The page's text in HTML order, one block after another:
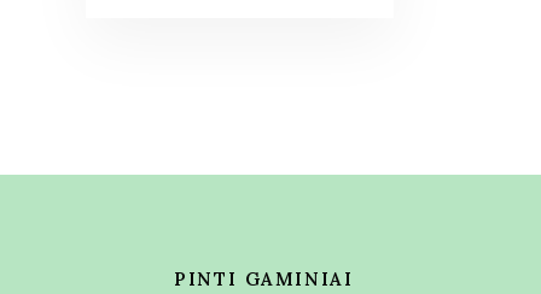
PINTI GAMINIAI